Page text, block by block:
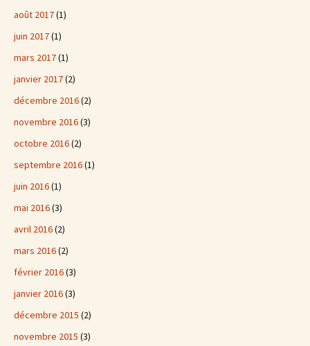
août 2017(1)
juin 2017(1)
mars 2017(1)
janvier 2017(2)
décembre 2016(2)
novembre 2016(3)
octobre 2016(2)
septembre 2016(1)
juin 2016(1)
mai 2016(3)
avril 2016(2)
mars 2016(2)
février 2016(3)
janvier 2016(3)
décembre 2015 (2)
novembre 2015 (3)